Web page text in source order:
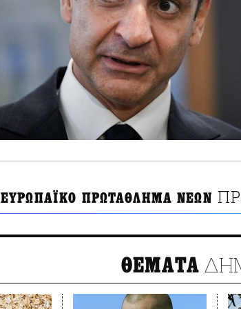
ΕΥΡΩΠΑΪΚΟ ΠΡΩΤΑΘΛΗΜΑ ΝΕΩΝ
ΘΕΜΑΤΑ